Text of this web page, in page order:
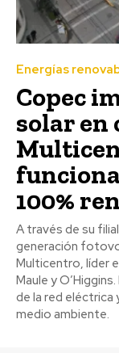
Energías
Copec
solar en
100%
A través de su
generación
Multicentro, líder
Maule y
de la red eléctrica
medio ambiente.